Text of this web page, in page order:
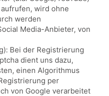
wird ohne
werden
Media-Anbieter, von
Bei der Registrierung
dient uns dazu,
einen Algorithmus
per
von Google verarbeitet